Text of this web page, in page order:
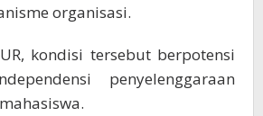
organisasi.
kondisi tersebut berpotensi
penyelenggaraan